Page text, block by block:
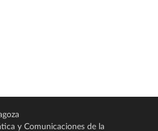
y Comunicaciones de la